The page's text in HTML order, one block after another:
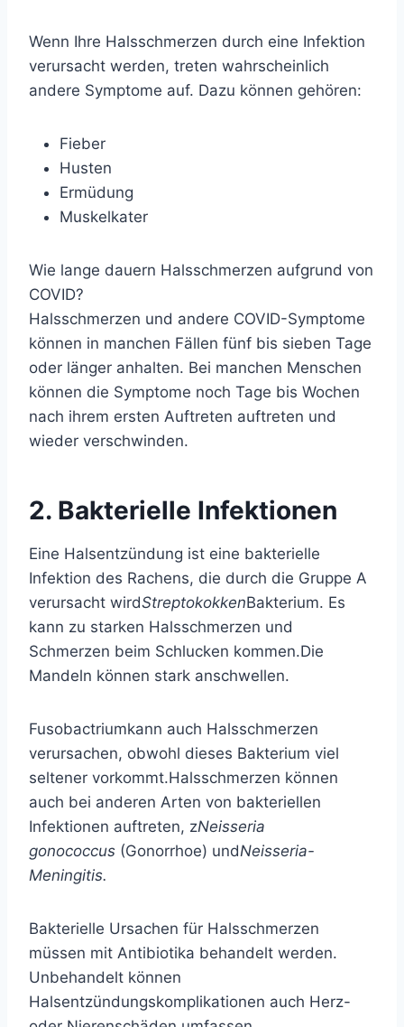
Wenn Ihre Halsschmerzen durch eine Infektion
verursacht werden, treten wahrscheinlich
andere Symptome auf. Dazu können gehören:
Fieber
Husten
Ermüdung
Muskelkater
Wie lange dauern Halsschmerzen aufgrund von
COVID?
Halsschmerzen und andere COVID-Symptome
können in manchen Fällen fünf bis sieben Tage
oder länger anhalten. Bei manchen Menschen
können die Symptome noch Tage bis Wochen
nach ihrem ersten Auftreten auftreten und
wieder verschwinden.
2. Bakterielle Infektionen
Eine Halsentzündung ist eine bakterielle
Infektion des Rachens, die durch die Gruppe A
verursacht wirdStreptokokkenBakterium. Es
kann zu starken Halsschmerzen und
Schmerzen beim Schlucken kommen.Die
Mandeln können stark anschwellen.
Fusobactriumkann auch Halsschmerzen
verursachen, obwohl dieses Bakterium viel
seltener vorkommt.Halsschmerzen können
auch bei anderen Arten von bakteriellen
Infektionen auftreten, zNeisseria
gonococcus (Gonorrhoe) undNeisseria-
Meningitis.
Bakterielle Ursachen für Halsschmerzen
müssen mit Antibiotika behandelt werden.
Unbehandelt können
Halsentzündungskomplikationen auch Herz-